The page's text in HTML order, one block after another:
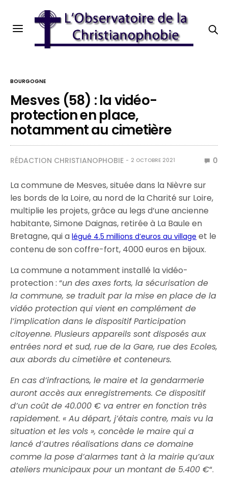
BOURGOGNE
Mesves (58) : la vidéo-
protection en place,
notamment au cimetière
RÉDACTION CHRISTIANOPHOBIE 2 OCTOBRE 2021 0
La commune de Mesves, située dans la Nièvre sur
les bords de la Loire, au nord de la Charité sur Loire,
multiplie les projets, grâce au legs d’une ancienne
habitante, Simone Daignas, retirée à La Baule en
Bretagne, qui alégué 4.5 millions d’euros au village et le
contenu de son coffre-fort, 4000 euros en bijoux.
La commune a notamment installé la vidéo-
protection : “un des axes forts, la sécurisation de
la commune, se traduit par la mise en place de la
vidéo protection qui vient en complément de
l’implication dans le dispositif Participation
citoyenne. Plusieurs appareils sont disposés aux
entrées nord et sud, rue de la Gare, rue des Ecoles,
aux abords du cimetière et conteneurs.
En cas d’infractions, le maire et la gendarmerie
auront accès aux enregistrements. Ce dispositif
d’un coût de 40.000 € va entrer en fonction très
rapidement. « Au départ, j’étais contre, mais vu la
situation et les vols », concède le maire qui a
lancé d’autres réalisations dans ce domaine
comme la pose d’alarmes tant à la mairie qu’aux
ateliers municipaux pour un montant de 5.400 €“.